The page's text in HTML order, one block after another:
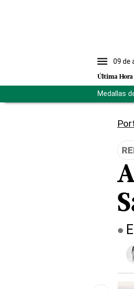
09 de
Última Hora
Medallas